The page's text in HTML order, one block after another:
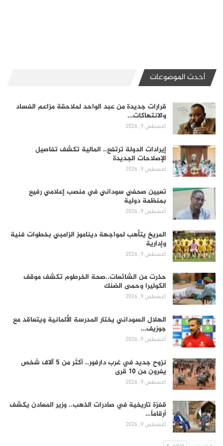
أحدث الموضوعات
قرارات جديدة من عبد الواحد لملاحقة مزاعم الفساد
والانتهاكات…
أغسطس 9, 2026
إيرادات الدولة ترتفع.. المالية تكشف تفاصيل
الإصلاحات الجديدة
أغسطس 9, 2026
تعيين صحفي سوداني في منصب إعلامي رفيع
بمنظمة دولية
أغسطس 9, 2026
المريخ يتأهب لمواجهة ديناموز الزامبي بخطوات فنية
وإدارية
أغسطس 9, 2026
حذرت من الشائعات..صحة الخرطوم تكشف موقف
الكوليرا وحمى الضنك
أغسطس 9, 2026
الهلال السوداني يختار المدرسة الألمانية ويتعاقد مع
جوزيف…
أغسطس 9, 2026
نزوح جديد في غرب دارفور.. أكثر من 5 آلاف شخص
يفرون من 10 قرى
أغسطس 9, 2026
قفزة تاريخية في صادرات الذهب.. وزير المعادن يكشف
أرقاماً…
أغسطس 9, 2026